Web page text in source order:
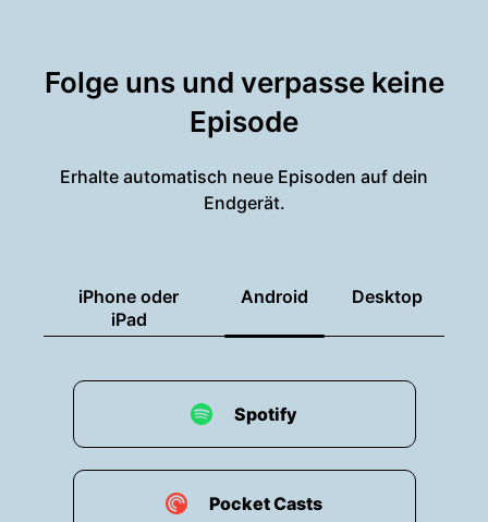
Folge uns und verpasse keine
Episode
Erhalte automatisch neue Episoden auf dein
Endgerät.
iPhone oder
iPad
Android Desktop
Spotify
Pocket Casts